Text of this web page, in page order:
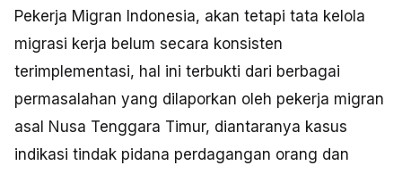
Pekerja Migran Indonesia, akan tetapi tata kelola
migrasi kerja belum secara konsisten
terimplementasi, hal ini terbukti dari berbagai
permasalahan yang dilaporkan oleh pekerja migran
asal Nusa Tenggara Timur, diantaranya kasus
indikasi tindak pidana perdagangan orang dan